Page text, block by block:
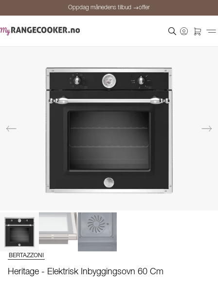
Oppdag månedens tilbud →offer
Personlig rådgivning
Oppdag månedens tilbud →offer
BERTAZZONI
Heritage - Elektrisk Inbyggingsovn 60 Cm